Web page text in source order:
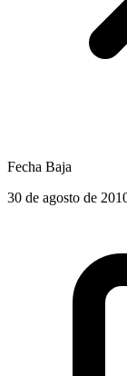
Fecha Baja
30 de agosto de